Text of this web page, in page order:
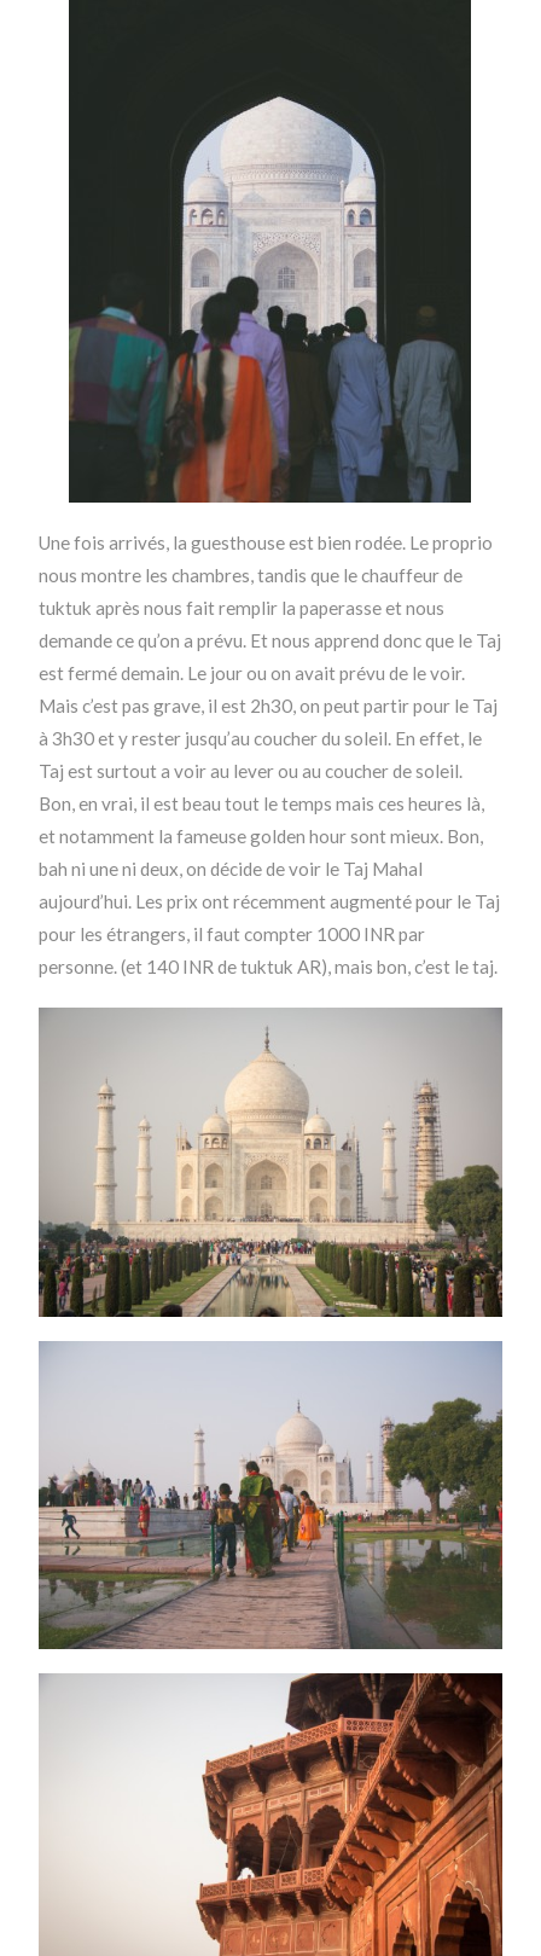
Une fois arrivés, la guesthouse est bien rodée. Le proprio
nous montre les chambres, tandis que le chauffeur de
tuktuk après nous fait remplir la paperasse et nous
demande ce qu’on a prévu. Et nous apprend donc que le Taj
est fermé demain. Le jour ou on avait prévu de le voir.
Mais c’est pas grave, il est 2h30, on peut partir pour le Taj
à 3h30 et y rester jusqu’au coucher du soleil. En effet, le
Taj est surtout a voir au lever ou au coucher de soleil.
Bon, en vrai, il est beau tout le temps mais ces heures là,
et notamment la fameuse golden hour sont mieux. Bon,
bah ni une ni deux, on décide de voir le Taj Mahal
aujourd’hui. Les prix ont récemment augmenté pour le Taj
pour les étrangers, il faut compter 1000 INR par
personne. (et 140 INR de tuktuk AR), mais bon, c’est le taj.